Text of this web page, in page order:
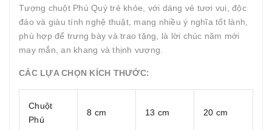
Tượng chuột Phú Quý trẻ khỏe, với dáng vẻ tươi vui, độc
đáo và giàu tính nghệ thuật, mang nhiều ý nghĩa tốt lành,
phù hợp để trưng bày và trao tặng, là lời chúc năm mới
may mắn, an khang và thịnh vượng.
CÁC LỰA CHỌN KÍCH THƯỚC:
Chuột
Phú
8 cm 13 cm 20 cm